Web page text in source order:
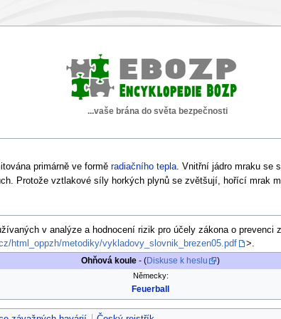
...vaše brána do světa bezpečnosti
primárně ve formě radiačního tepla. Vnitřní jádro mraku se
Protože vztlakové síly horkých plynů se zvětšují, hořící mrak
v analýze a hodnocení rizik pro účely zákona o
html_oppzh/metodiky/vykladovy_slovnik_brezen05.pdf
>.
Ohňová koule - (Diskuse k heslu )
Německy:
Feuerball